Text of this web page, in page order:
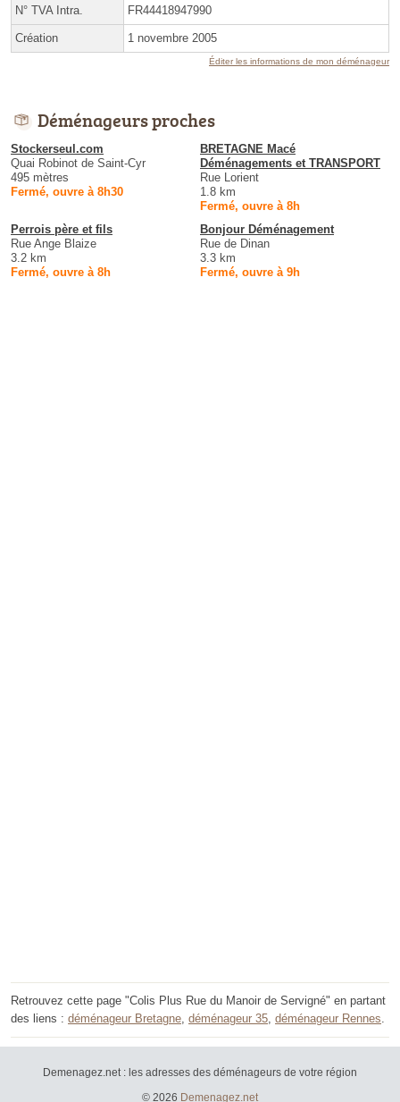
N° TVA Intra. FR44418947990
Création 1 novembre 2005
Éditer les informations de mon déménageur
Déménageurs proches
Stockerseul.com
Quai Robinot de Saint-Cyr
495 mètres
Fermé, ouvre à 8h30
BRETAGNE Macé
Déménagements et TRANSPORT
Rue Lorient
1.8 km
Fermé, ouvre à 8h
Perrois père et fils
Rue Ange Blaize
3.2 km
Fermé, ouvre à 8h
Bonjour Déménagement
Rue de Dinan
3.3 km
Fermé, ouvre à 9h
Retrouvez cette page "Colis Plus Rue du Manoir de Servigné" en partant
des liens : déménageur Bretagne déménageur 35 déménageur Rennes
Demenagez.net : les adresses des déménageurs de votre région
© 2026 Demenagez.net